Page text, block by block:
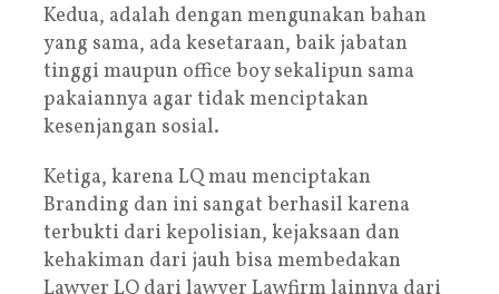
Kedua, adalah dengan mengunakan bahan
yang sama, ada kesetaraan, baik jabatan
tinggi maupun office boy sekalipun sama
pakaiannya agar tidak menciptakan
kesenjangan sosial.
Ketiga, karena LQ mau menciptakan
Branding dan ini sangat berhasil karena
terbukti dari kepolisian, kejaksaan dan
kehakiman dari jauh bisa membedakan